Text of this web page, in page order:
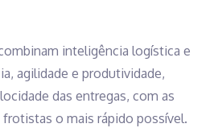
inteligência logística e
agilidade e produtividade,
das entregas, com as
o mais rápido possível.